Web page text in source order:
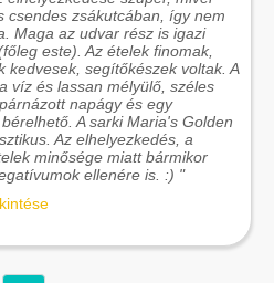
csendes zsákutcában, így nem
Maga az udvar rész is igazi
este). Az ételek finomak,
kedvesek, segítőkészek voltak. A
víz és lassan mélyülő, széles
napágy és egy
A sarki Maria's Golden
Az elhelyezkedés, a
minősége miatt bármikor
ellenére is. :) "